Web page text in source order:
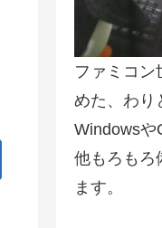
ファミコン
めた、わり
Windowsや
他もろもろ
ます。